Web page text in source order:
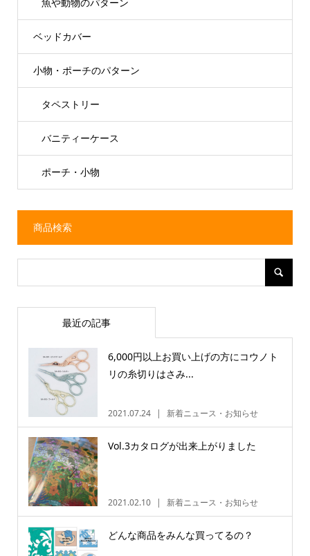
魚や動物のパターン
ベッドカバー
小物・ポーチのパターン
タペストリー
バニティーケース
ポーチ・小物
商品検索
最近の記事
6,000円以上お買い上げの方にコウノト
リの糸切りはさみ...
2021.07.24 新着ニュース・お知らせ
Vol.3カタログが出来上がりました
2021.02.10 新着ニュース・お知らせ
どんな商品をみんな買ってるの？